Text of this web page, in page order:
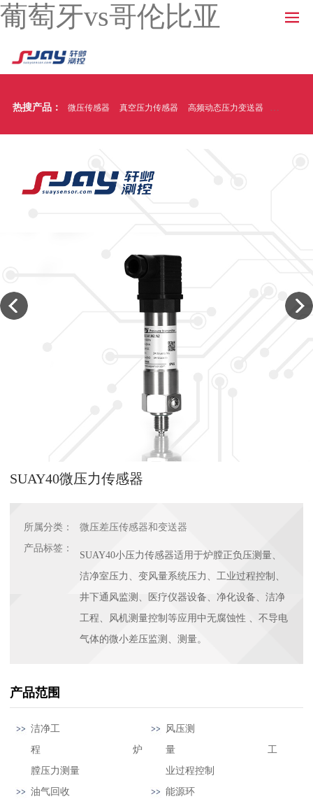
葡萄牙vs哥伦比亚
热搜产品： 微压传感器 真空压力传感器 高频动态压力变送器 温压一体
SUAY40微压力传感器
所属分类：
微压差压传感器和变送器
产品标签：
SUAY40小压力传感器适用于炉膛正负压测量、
洁净室压力、变风量系统压力、工业过程控制、
井下通风监测、医疗仪器设备、净化设备、洁净
工程、风机测量控制等应用中无腐蚀性 、不导电
气体的微小差压监测、测量。
产品范围
洁净工
程 炉
膛压力测量
风压测
量 工
业过程控制
油气回收
能源环